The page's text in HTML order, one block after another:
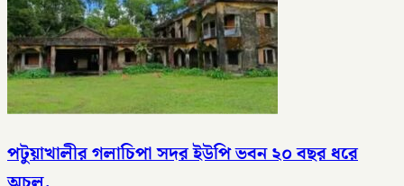
পটুয়াখালীর গলাচিপা সদর ইউপি ভবন ২০ বছর ধরে